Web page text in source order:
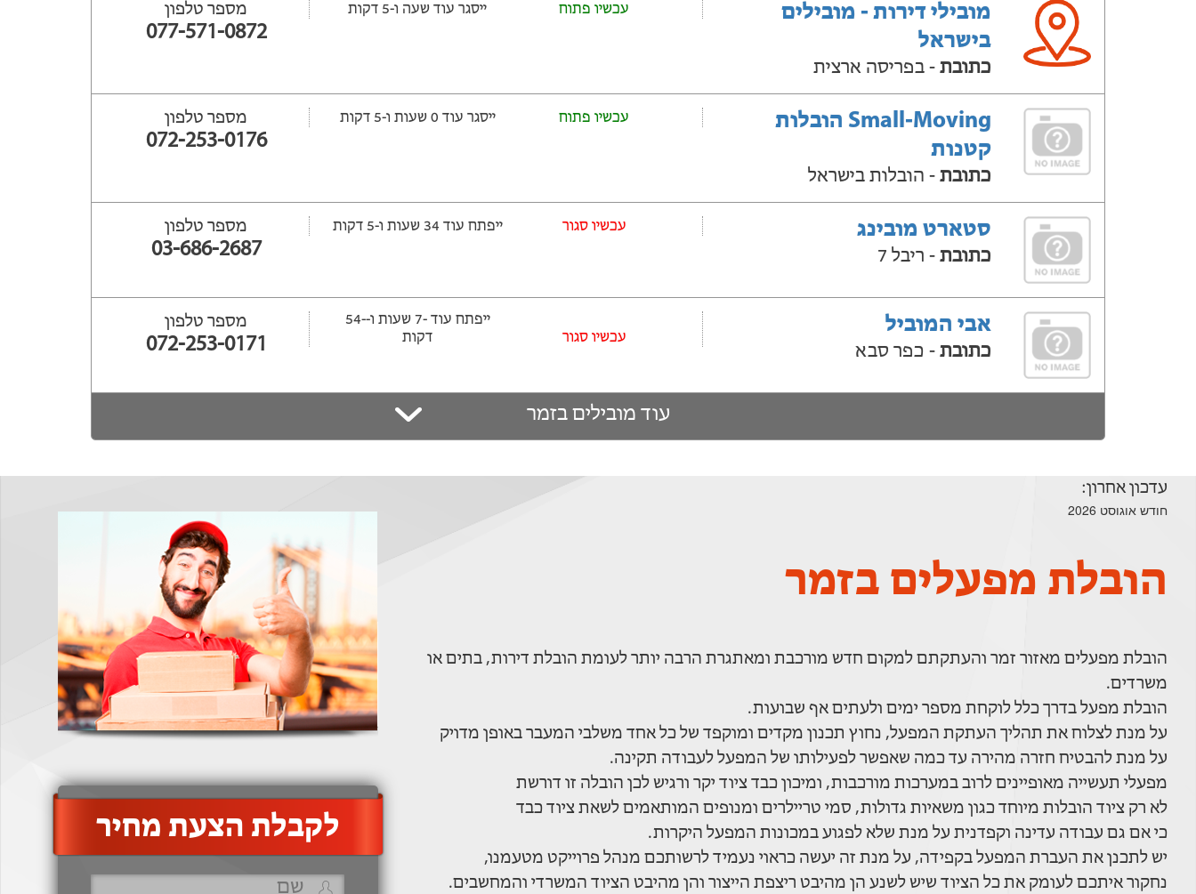
מובילי דירות - מובילים
בישראל
כתובת - בפריסה ארצית
עכשיו פתוח ייסגר עוד שעה ‫ו-5 דקות מספר טלפון
077-571-0872
Small-Moving הובלות
קטנות
כתובת - הובלות בישראל
עכשיו פתוח ייסגר עוד 0 שעות ‫ו-5 דקות מספר טלפון
072-253-0176
סטארט מובינג
כתובת - ריבל 7
עכשיו סגור ייפתח עוד 34 שעות ‫ו-5 דקות מספר טלפון
03-686-2687
אבי המוביל
כתובת - כפר סבא
‫עכשיו סגור
ייפתח עוד -7 שעות ‫ו--54
דקות
מספר טלפון
072-253-0171
עוד מובילים בזמר
עדכון אחרון:
חודש אוגוסט 2026
הובלת מפעלים בזמר
הובלת מפעלים מאזור זמר והעתקתם למקום חדש מורכבת ומאתגרת הרבה יותר לעומת הובלת דירות, בתים או
משרדים.
הובלת מפעל בדרך כלל לוקחת מספר ימים ולעתים אף שבועות.
על מנת לצלוח את תהליך העתקת המפעל, נחוץ תכנון מקדים ומוקפד של כל אחד משלבי המעבר באופן מדויק
על מנת להבטיח חזרה מהירה עד כמה שאפשר לפעילותו של המפעל לעבודה תקינה.
מפעלי תעשייה מאופיינים לרוב במערכות מורכבות, ומיכון כבד ציוד יקר ורגיש לכן הובלה זו דורשת
לא רק ציוד הובלות מיוחד כגון משאיות גדולות, סמי טריילרים ומנופים המותאמים לשאת ציוד כבד
כי אם גם עבודה עדינה וקפדנית על מנת שלא לפגוע במכונות המפעל היקרות.
יש לתכנן את העברת המפעל בקפידה, על מנת זה יעשה כראוי נעמיד לרשותכם מנהל פרוייקט מטעמנו,
נחקור איתכם לעומק את כל הציוד שיש לשנע הן מהיבט ריצפת הייצור והן מהיבט הציוד המשרדי והמחשבים.
‫לקבלת הצעת מחיר